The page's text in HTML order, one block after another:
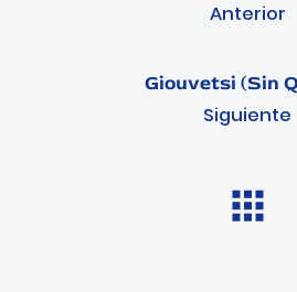
Anterior
Giouvetsi (Sin
Siguiente